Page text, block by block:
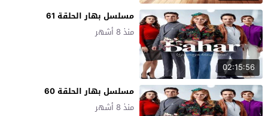
02:15:56
مسلسل بهار الحلقة 61
منذ 8 أشهر
مسلسل بهار الحلقة 60
منذ 8 أشهر